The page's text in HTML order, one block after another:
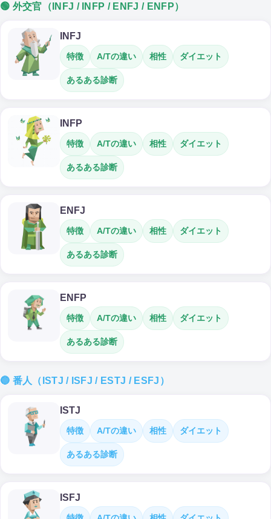
🟢 外交官（INFJ / INFP / ENFJ / ENFP）
INFJ
特徴 A/Tの違い 相性 ダイエット
あるある診断
INFP
特徴 A/Tの違い 相性 ダイエット
あるある診断
ENFJ
特徴 A/Tの違い 相性 ダイエット
あるある診断
ENFP
特徴 A/Tの違い 相性 ダイエット
あるある診断
🔵 番人（ISTJ / ISFJ / ESTJ / ESFJ）
ISTJ
特徴 A/Tの違い 相性 ダイエット
あるある診断
ISFJ